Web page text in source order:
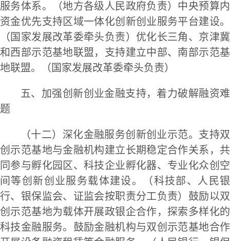
服务体系。（地方各级人民政府负责）中央预算内
资金优先支持区域一体化创新创业服务平台建设。
（国家发展改革委牵头负责）优化长三角、京津冀
和西部示范基地联盟，支持建立中部、南部示范基
地联盟。（国家发展改革委牵头负责）
五、加强创新创业金融支持，着力破解融资难
题
（十二）深化金融服务创新创业示范。支持双
创示范基地与金融机构建立长期稳定合作关系，共
同参与孵化园区、科技企业孵化器、专业化众创空
间等创新创业服务载体建设。（科技部、人民银
行、银保监会、证监会按职责分工负责）鼓励以双
创示范基地为载体开展政银企合作，探索多样化的
科技金融服务。鼓励金融机构与双创示范基地合作